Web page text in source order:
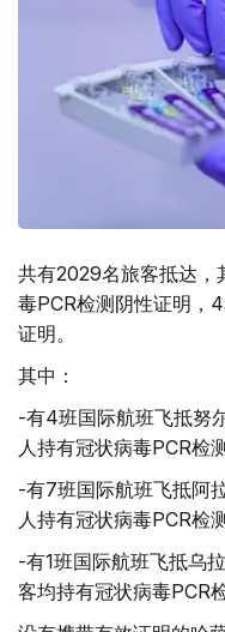
共有2029名旅客抵达，
毒PCR检测阴性证明，
证明。
其中：
-有4班国际航班飞抵努
人持有冠状病毒PCR检
-有7班国际航班飞抵阿
人持有冠状病毒PCR检
-有1班国际航班飞抵乌
客均持有冠状病毒PCR